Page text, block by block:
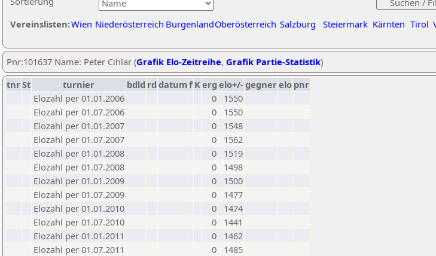
Vereinslisten:Wien Niederösterreich BurgenlandOberösterreich Salzburg Steiermark Kärnten Tirol
Pnr:101637 Name: Peter Cihlar (Grafik Elo-Zeitreihe, Grafik Partie-Statistik)
tnrSt turnier bdld rd datumf Kerg elo+/-gegnerelo pnr
Elozahl per 01.01.2006
0
1550
Elozahl per 01.07.2006
0
1550
Elozahl per 01.01.2007
0
1548
Elozahl per 01.07.2007
0
1562
Elozahl per 01.01.2008
0
1519
Elozahl per 01.07.2008
0
1498
Elozahl per 01.01.2009
0
1500
Elozahl per 01.07.2009
0
1477
Elozahl per 01.01.2010
0
1474
Elozahl per 01.07.2010
0
1441
Elozahl per 01.01.2011
0
1462
Elozahl per 01.07.2011
0
1485